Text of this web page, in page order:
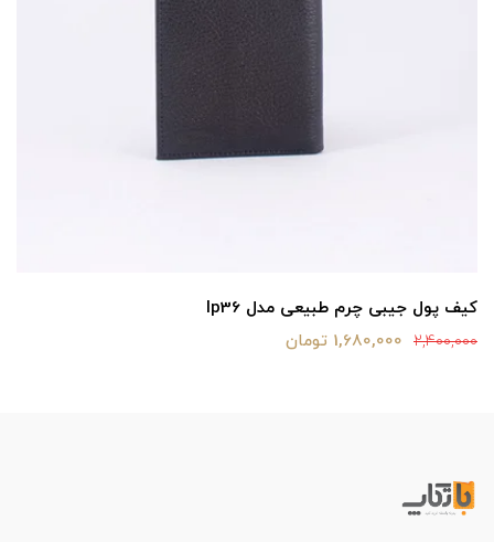
کیف پول جیبی چرم طبیعی مدل lp36
2,400,000 1,680,000 تومان